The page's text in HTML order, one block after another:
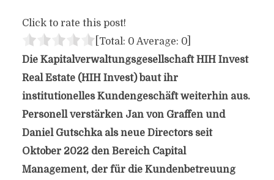
Click to rate this post!
[Total: 0 Average: 0]
Die Kapitalverwaltungsgesellschaft HIH Invest
Real Estate (HIH Invest) baut ihr
institutionelles Kundengeschäft weiterhin aus.
Personell verstärken Jan von Graffen und
Daniel Gutschka als neue Directors seit
Oktober 2022 den Bereich Capital
Management, der für die Kundenbetreuung